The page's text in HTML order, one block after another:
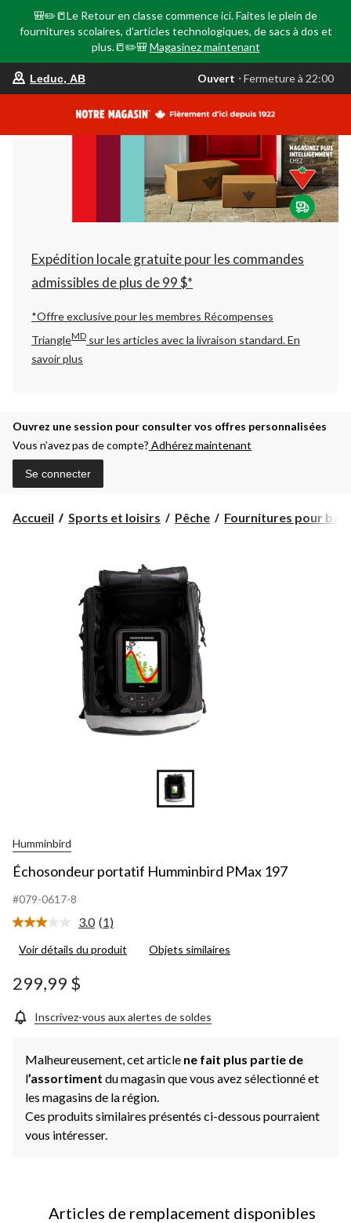
🎒✏️📒Le Retour en classe commence ici. Faites le plein de
fournitures scolaires, d'articles technologiques, de sacs à dos et
plus.📒✏️🎒 Magasinez maintenant
votre
est
AB,
Ouvert,
Fermeture
à
22:00
changer
Leduc, AB Ouvert ⋅ Fermeture à 22:00
Expédition locale gratuite pour les commandes
admissibles de plus de 99 $*
*Offre exclusive pour les membres Récompenses
TriangleMD sur les articles avec la livraison standard.En
savoir plus
Ouvrez une session pour consulter vos offres personnalisées
Vous n’avez pas de compte? Adhérez maintenant
Se connecter
Accueil Sports et loisirs Pêche Fournitures pour
Humminbird
Échosondeur portatif Humminbird PMax 197
#079-0617-8
3.0 Lire
commentaire.
page.
(1)
Voir détails du produit Objets similaires
299,99 $
Inscrivez-vous aux alertes de soldes
Malheureusement, cet article ne fait plus partie de
l’assortiment du magasin que vous avez sélectionné et
les magasins de la région.
Ces produits similaires présentés ci-dessous pourraient
vous intéresser.
Articles de remplacement disponibles